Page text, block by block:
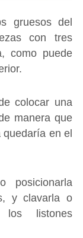
gruesos del
con tres
como puede
colocar una
manera que
en el
posicionarla
y clavarla o
listones